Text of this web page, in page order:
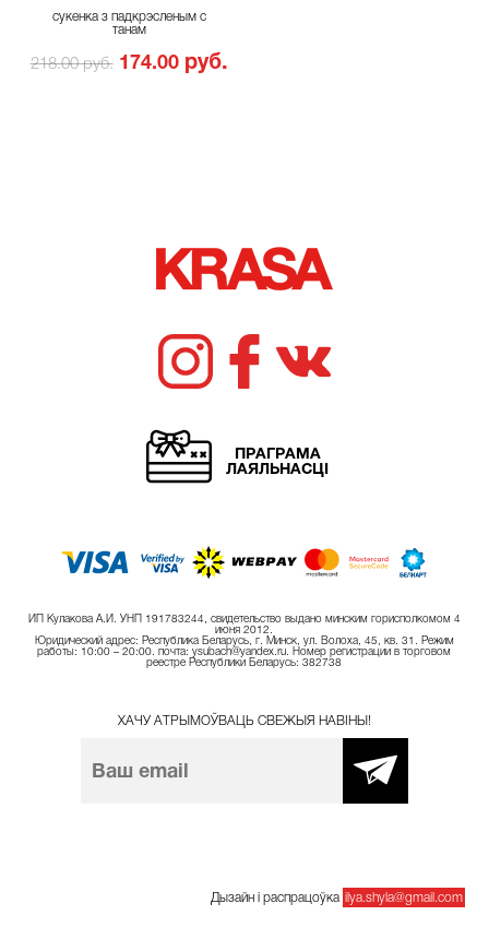
сукенка з падкрэсленым с
танам
218.00 руб. 174.00 руб.
ПРАГРАМА
ЛАЯЛЬНАСЦІ
ИП Кулакова А.И. УНП 191783244, свидетельство выдано минским горисполкомом 4
июня 2012.
Юридический адрес: Республика Беларусь, г. Минск, ул. Волоха, 45, кв. 31. Режим
работы: 10:00 – 20:00. почта: ysubach@yandex.ru. Номер регистрации в торговом
реестре Республики Беларусь: 382738
ХАЧУ АТРЫМОЎВАЦЬ СВЕЖЫЯ НАВІНЫ!
Дызайн і распрацоўка ilya.shyla@gmail.com